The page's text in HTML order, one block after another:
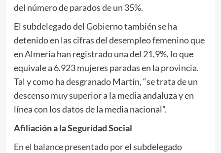
del número de parados de un 35%.
El subdelegado del Gobierno también se ha
detenido en las cifras del desempleo femenino que
en Almería han registrado una del 21,9%, lo que
equivale a 6.923 mujeres paradas en la provincia.
Tal y como ha desgranado Martín, “se trata de un
descenso muy superior a la media andaluza y en
línea con los datos de la media nacional”.
Afiliación a la Seguridad Social
En el balance presentado por el subdelegado